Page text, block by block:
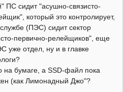
ПС сидит "асушно-связисто-
который это контролирует,
(ПЭС) сидит сектор
первично-релейщиков", еще
отдел, ну и в главке
на бумаге, а SSD-файл пока
(как Лимонадный Джо"?